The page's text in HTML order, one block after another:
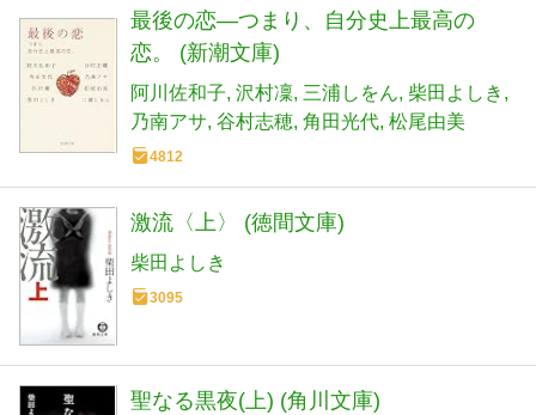
最後の恋―つまり、自分史上最高の
恋。 (新潮文庫)
阿川佐和子 沢村凜 三浦しをん 柴田よしき
乃南アサ 谷村志穂 角田光代 松尾由美
4812
激流〈上〉 (徳間文庫)
柴田よしき
3095
聖なる黒夜(上) (角川文庫)